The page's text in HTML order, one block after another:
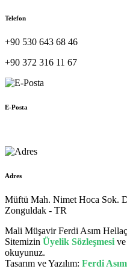
Telefon
+90 530 643 68 46
+90 372 316 11 67
E-Posta
Adres
Müftü Mah. Nimet Hoca Sok.
Zonguldak - TR
Mali Müşavir Ferdi Asım
Sitemizin Üyelik Sözleşmesi ve
okuyunuz.
Tasarım ve Yazılım: Ferdi